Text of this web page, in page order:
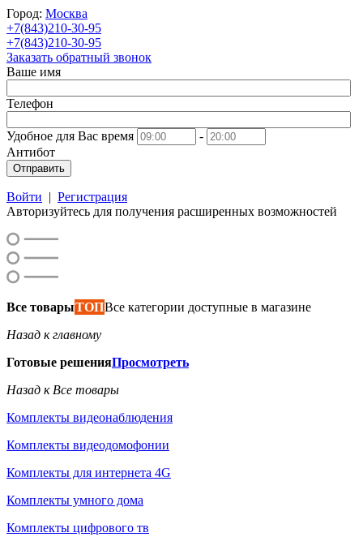
Город: Москва
+7(843)210-30-95
+7(843)210-30-95
Заказать обратный звонок
Ваше имя
Телефон
Удобное для Вас время
-
Антибот
Отправить
Войти | Регистрация
Авторизуйтесь для получения расширенных возможностей
Все товарыТОПВсе категории доступные в магазине
Назад к главному
Готовые решенияПросмотреть
Назад к Все товары
Комплекты видеонаблюдения
Комплекты видеодомофонии
Комплекты для интернета 4G
Комплекты умного дома
Комплекты цифрового тв